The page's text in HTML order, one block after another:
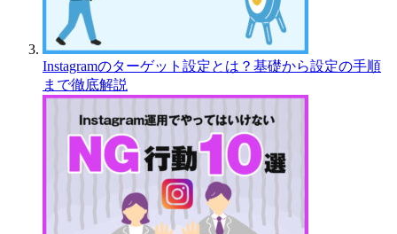
Instagramのターゲット設定とは？基礎から設定の手順
まで徹底解説